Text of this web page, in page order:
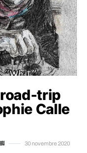
road-trip
Calle
30 novembre 2020